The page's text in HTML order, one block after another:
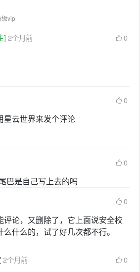
级vip
] 2个月前 0
0
星云世界来发个评论
0
巴是自己写上去的吗
0
评论，又删除了，它上面说安全校
什么的，试了好几次都不行。
2个月前 0